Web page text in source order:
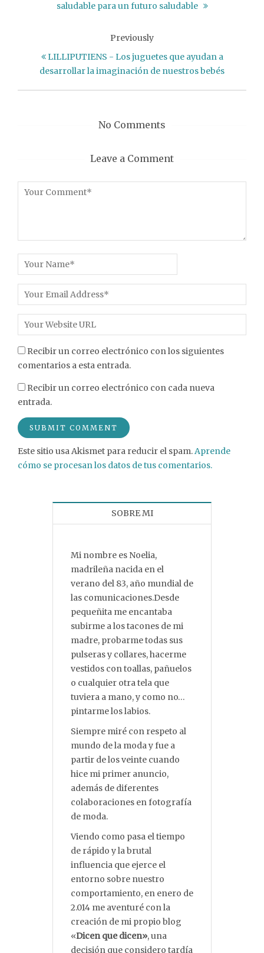
saludable para un futuro saludable
Previously
LILLIPUTIENS - Los juguetes que ayudan a
desarrollar la imaginación de nuestros bebés
No Comments
Leave a Comment
Recibir un correo electrónico con los siguientes
comentarios a esta entrada.
Recibir un correo electrónico con cada nueva
entrada.
Este sitio usa Akismet para reducir el spam.Aprende
cómo se procesan los datos de tus comentarios.
SOBRE MI
Mi nombre es Noelia,
madrileña nacida en el
verano del 83, año mundial de
las comunicaciones.Desde
pequeñita me encantaba
subirme a los tacones de mi
madre, probarme todas sus
pulseras y collares, hacerme
vestidos con toallas, pañuelos
o cualquier otra tela que
tuviera a mano, y como no…
pintarme los labios.
Siempre miré con respeto al
mundo de la moda y fue a
partir de los veinte cuando
hice mi primer anuncio,
además de diferentes
colaboraciones en fotografía
de moda.
Viendo como pasa el tiempo
de rápido y la brutal
influencia que ejerce el
entorno sobre nuestro
comportamiento, en enero de
2.014 me aventuré con la
creación de mi propio blog
«Dicen que dicen», una
decisión que considero tardía